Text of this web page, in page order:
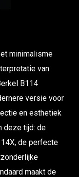
minimalisme
van
B114
versie voor
en esthetiek
deze tijd: de
de perfecte
maakt de